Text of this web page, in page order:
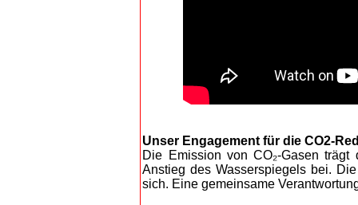
Unser Engagement für die CO2-
Die Emission von CO₂-Gasen
Anstieg des Wasserspiegels bei.
sich. Eine gemeinsame